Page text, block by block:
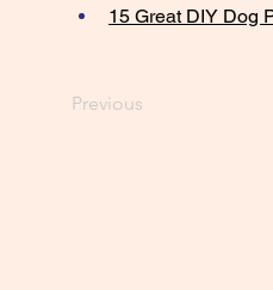
15 Great DIY Dog
Previous